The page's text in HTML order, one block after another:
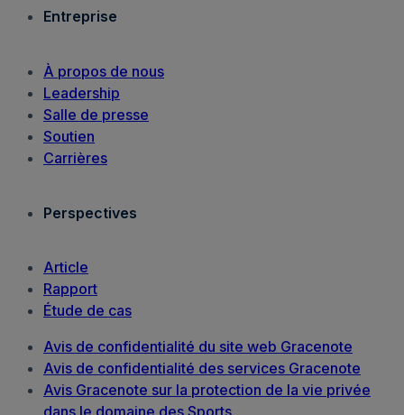
Entreprise
À propos de nous
Leadership
Salle de presse
Soutien
Carrières
Perspectives
Article
Rapport
Étude de cas
Avis de confidentialité du site web Gracenote
Avis de confidentialité des services Gracenote
Avis Gracenote sur la protection de la vie privée